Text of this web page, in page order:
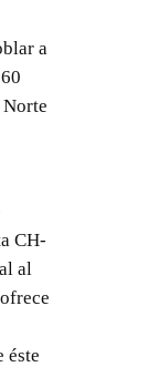
a
CH-
al
éste